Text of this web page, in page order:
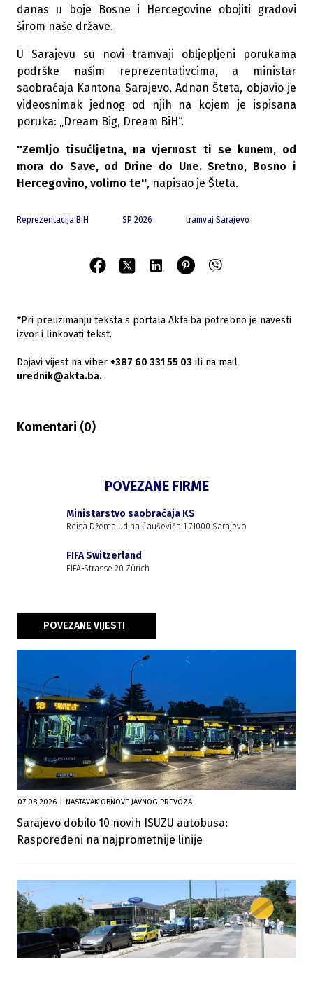
danas u boje Bosne i Hercegovine obojiti gradovi
širom naše države.
U Sarajevu su novi tramvaji obljepljeni porukama
podrške našim reprezentativcima, a ministar
saobraćaja Kantona Sarajevo, Adnan Šteta, objavio je
videosnimak jednog od njih na kojem je ispisana
poruka: „Dream Big, Dream BiH“.
''Zemljo tisućljetna, na vjernost ti se kunem, od
mora do Save, od Drine do Une. Sretno, Bosno i
Hercegovino, volimo te'', napisao je Šteta.
Reprezentacija BiH SP 2026 tramvaj Sarajevo
*Pri preuzimanju teksta s portala Akta.ba potrebno je navesti
izvor i linkovati tekst.
Dojavi vijest na viber +387 60 331 55 03 ili na mail
urednik@akta.ba.
Komentari (0)
POVEZANE FIRME
Ministarstvo saobraćaja KS
Reisa Džemaludina Čauševića 1 71000 Sarajevo
FIFA Switzerland
FIFA-Strasse 20 Zürich
POVEZANE VIJESTI
07.08.2026 NASTAVAK OBNOVE JAVNOG PREVOZA
Sarajevo dobilo 10 novih ISUZU autobusa:
Raspoređeni na najprometnije linije